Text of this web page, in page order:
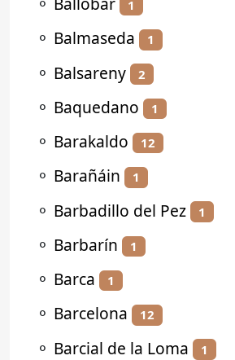
1
⚬ Balmaseda 1
⚬ Balsareny 2
⚬ Baquedano 1
⚬ Barakaldo 12
⚬ Barañáin 1
⚬ Barbadillo del Pez 1
⚬ Barbarín 1
⚬ Barca 1
⚬ Barcelona 12
⚬ Barcial de la Loma 1